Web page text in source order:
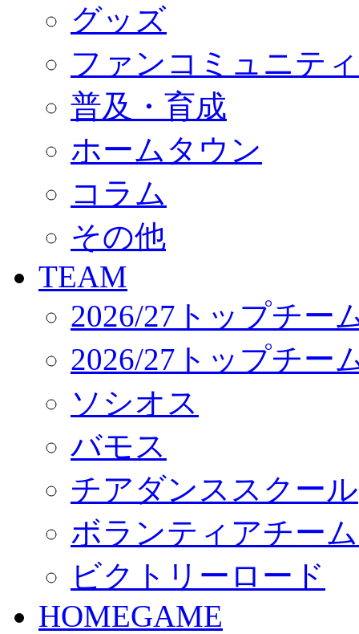
ACADEMY
アカデミーについて
コーチ&スタッフ
ジュニア
ジュニアユース
ユース
練習拠点（ナラディーア）
SCHOOL
CLUB
パートナー募集
クラブ理念
サステナビリティ
Web制作支援
応援プロジェクト
グッズ
ファンコミュニティ
普及・育成
ホームタウン
コラム
その他
TEAM
2026/27トップチー
2026/27トップチー
ソシオス
バモス
チアダンススクール
ボランティアチー
ビクトリーロード
HOMEGAME